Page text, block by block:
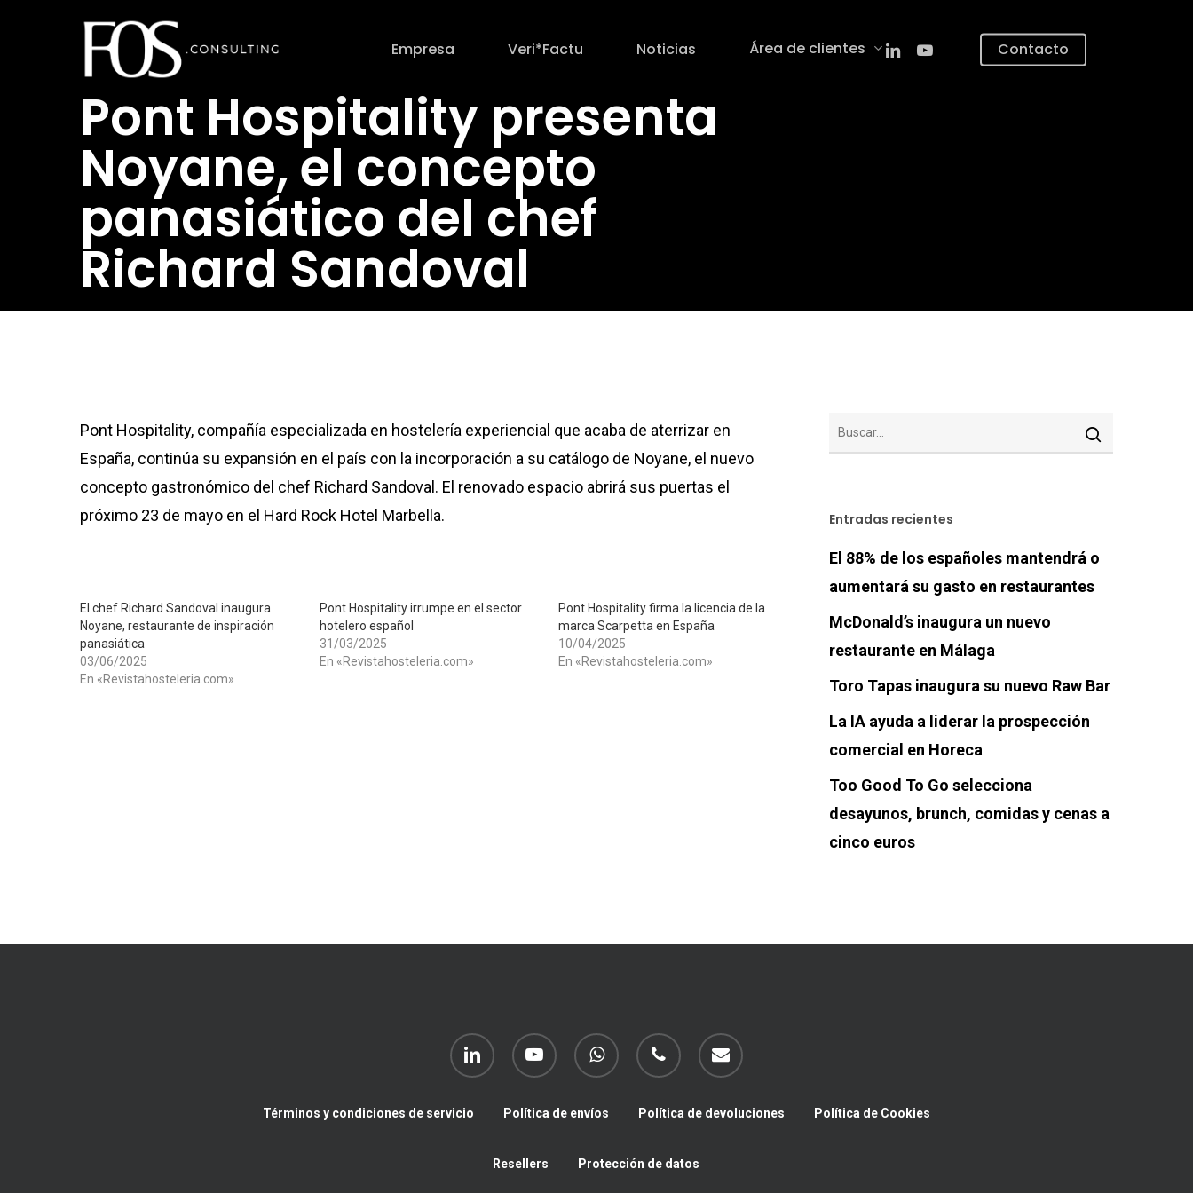
Empresa Veri*Factu Noticias Área de clientes linkedinyoutube Contacto
Pont Hospitality presenta
Noyane, el concepto
panasiático del chef
Richard Sandoval
Revistahosteleria.com
Pont Hospitality, compañía especializada en hostelería experiencial que acaba de aterrizar en
España, continúa su expansión en el país con la incorporación a su catálogo de Noyane, el nuevo
concepto gastronómico del chef Richard Sandoval. El renovado espacio abrirá sus puertas el
próximo 23 de mayo en el Hard Rock Hotel Marbella.
El chef Richard Sandoval inaugura
Noyane, restaurante de inspiración
panasiática
03/06/2025
En «Revistahosteleria.com»
Pont Hospitality irrumpe en el sector
hotelero español
31/03/2025
En «Revistahosteleria.com»
Pont Hospitality firma la licencia de la
marca Scarpetta en España
10/04/2025
En «Revistahosteleria.com»
Entradas recientes
El 88% de los españoles mantendrá o
aumentará su gasto en restaurantes
McDonald’s inaugura un nuevo
restaurante en Málaga
Toro Tapas inaugura su nuevo Raw Bar
La IA ayuda a liderar la prospección
comercial en Horeca
Too Good To Go selecciona
desayunos, brunch, comidas y cenas a
cinco euros
linkedin youtube whatsapp phone email
Términos y condiciones de servicio Política de envíos Política de devoluciones Política de Cookies
Resellers Protección de datos